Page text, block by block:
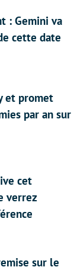
: Gemini va
cette date
et promet
par an sur
cet
verrez
sur le